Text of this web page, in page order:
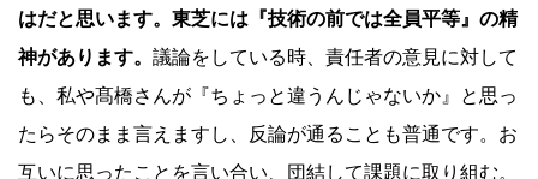
はだと思います。東芝には『技術の前では全員平等』の精
神があります。 議論をしている時、責任者の意見に対して
も、私や髙橋さんが『ちょっと違うんじゃないか』と思っ
たらそのまま言えますし、反論が通ることも普通です。お
互いに思ったことを言い合い、団結して課題に取り組む。